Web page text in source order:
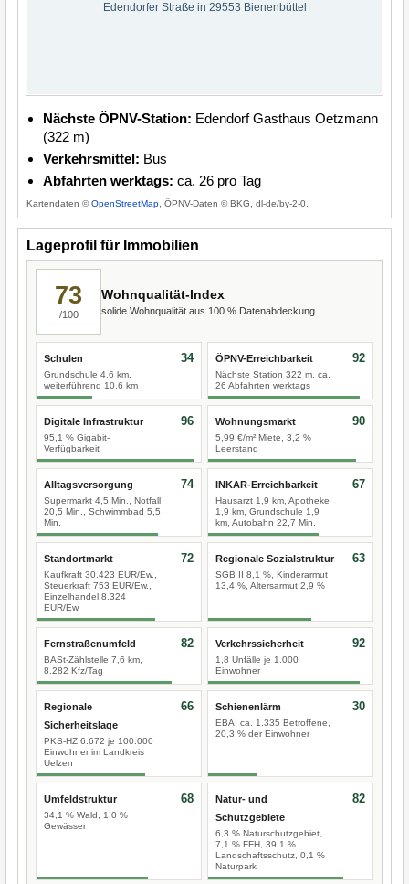
Edendorfer Straße in 29553 Bienenbüttel
Nächste ÖPNV-Station: Edendorf Gasthaus Oetzmann
(322 m)
Verkehrsmittel: Bus
Abfahrten werktags: ca. 26 pro Tag
Kartendaten ©OpenStreetMap , ÖPNV-Daten © BKG, dl-de/by-2-0.
Lageprofil für Immobilien
73
/100
Wohnqualität-Index
solide Wohnqualität aus 100 % Datenabdeckung.
Schulen
Grundschule 4,6 km,
weiterführend 10,6 km
34 ÖPNV-Erreichbarkeit
Nächste Station 322 m, ca.
26 Abfahrten werktags
92
Digitale Infrastruktur
95,1 % Gigabit-
Verfügbarkeit
96 Wohnungsmarkt
5,99 €/m² Miete, 3,2 %
Leerstand
90
Alltagsversorgung
Supermarkt 4,5 Min., Notfall
20,5 Min., Schwimmbad 5,5
Min.
74 INKAR-Erreichbarkeit
Hausarzt 1,9 km, Apotheke
1,9 km, Grundschule 1,9
km, Autobahn 22,7 Min.
67
Standortmarkt
Kaufkraft 30.423 EUR/Ew.,
Steuerkraft 753 EUR/Ew.,
Einzelhandel 8.324
EUR/Ew.
72 Regionale Sozialstruktur
SGB II 8,1 %, Kinderarmut
13,4 %, Altersarmut 2,9 %
63
Fernstraßenumfeld
BASt-Zählstelle 7,6 km,
8.282 Kfz/Tag
82 Verkehrssicherheit
1,8 Unfälle je 1.000
Einwohner
92
Regionale
Sicherheitslage
PKS-HZ 6.672 je 100.000
Einwohner im Landkreis
Uelzen
66 Schienenlärm
EBA: ca. 1.335 Betroffene,
20,3 % der Einwohner
30
Umfeldstruktur
34,1 % Wald, 1,0 %
Gewässer
68
Natur- und
Schutzgebiete
6,3 % Naturschutzgebiet,
7,1 % FFH, 39,1 %
Landschaftsschutz, 0,1 %
Naturpark
82